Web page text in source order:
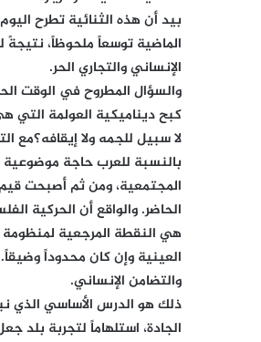
بيد أن هذه الثنائية تطرح
الماضية توسعاً ملحوظاً، نتيجةً
الإنساني والتجاري الحر.
والسؤال المطروح في الوقت
كبح ديناميكية العولمة التي
لا سبيل للجمه ولا إيقافه؟مع
بالنسبة للعرب حاجة موضوعية
المجتمعية، ومن ثم أصبحت
الحاضر. والواقع أن الحركية
هي النقطة المرجعية لمنظومة
العينية وإن كان محدوداً
والتضامن الإنساني.
ذلك هو الدرس الأساسي الذي
الجادة، استلهاماً لتجربة بلد